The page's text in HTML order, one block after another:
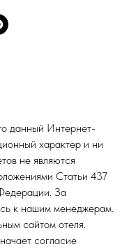
данный Интернет-
характер и ни
не являются
Статьи 437
За
к нашим менеджерам.
сайтом отеля.
согласие